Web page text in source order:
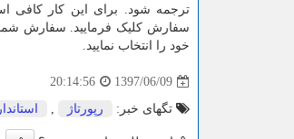
ترجمه شود. برای این کار کافی
خود را انتخاب نمایید.
1397/06/09
20:14:56
تگهای خبر: رپورتاژ ,